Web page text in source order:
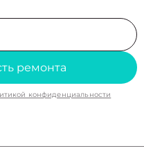
ремонта
конфиденциальности